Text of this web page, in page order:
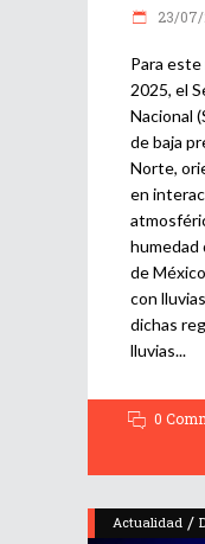
23/
Para
2025, el
Nacional
de baja
Norte,
en
humedad
de
con
dichas
lluvias
0
Actualidad /